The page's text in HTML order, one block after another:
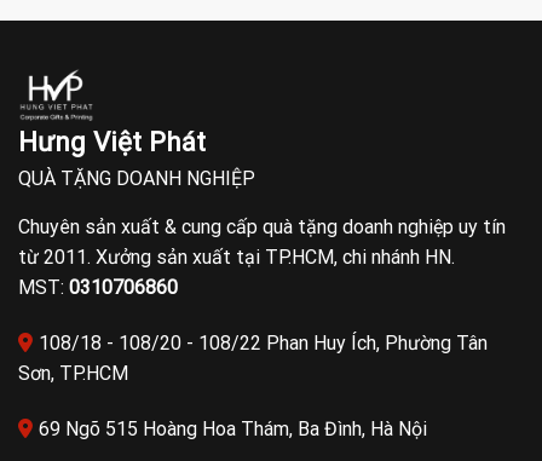
Hưng Việt Phát
QUÀ TẶNG DOANH NGHIỆP
Chuyên sản xuất & cung cấp quà tặng doanh nghiệp uy tín
từ 2011. Xưởng sản xuất tại TP.HCM, chi nhánh HN.
MST: 0310706860
108/18 - 108/20 - 108/22 Phan Huy Ích, Phường Tân
Sơn, TP.HCM
69 Ngõ 515 Hoàng Hoa Thám, Ba Đình, Hà Nội